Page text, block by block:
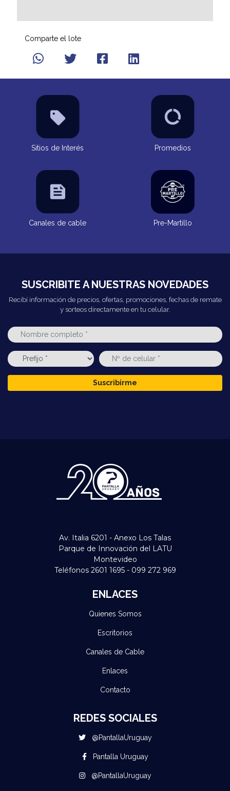
Comparte el lote
Sitios de Interés Promedios
Canales de cable Pre-Martillo
SUSCRIBITE A NUESTRAS NOVEDADES
Recibí información de precios, ofertas, promociones, fechas de remate
y sorteos directamente en tu celular.
Suscribirme
Av. Italia 6201 - Anexo Los Talas
Parque de Innovación del LATU
Montevideo
Teléfonos 2601 1695 - 099 272 969
ENLACES
Quienes Somos
Escritorios
Canales de Cable
Enlaces
Contacto
REDES SOCIALES
@PantallaUruguay
Pantalla Uruguay
@PantallaUruguay